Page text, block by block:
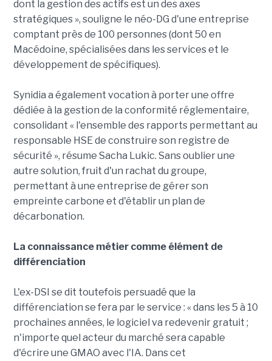
dont la gestion des actifs est un des axes
stratégiques », souligne le néo-DG d'une entreprise
comptant près de 100 personnes (dont 50 en
Macédoine, spécialisées dans les services et le
développement de spécifiques).
Synidia a également vocation à porter une offre
dédiée à la gestion de la conformité réglementaire,
consolidant « l'ensemble des rapports permettant au
responsable HSE de construire son registre de
sécurité », résume Sacha Lukic. Sans oublier une
autre solution, fruit d'un rachat du groupe,
permettant à une entreprise de gérer son
empreinte carbone et d'établir un plan de
décarbonation.
La connaissance métier comme élément de
différenciation
L'ex-DSI se dit toutefois persuadé que la
différenciation se fera par le service : « dans les 5 à 10
prochaines années, le logiciel va redevenir gratuit ;
n'importe quel acteur du marché sera capable
d'écrire une GMAO avec l'IA. Dans cet